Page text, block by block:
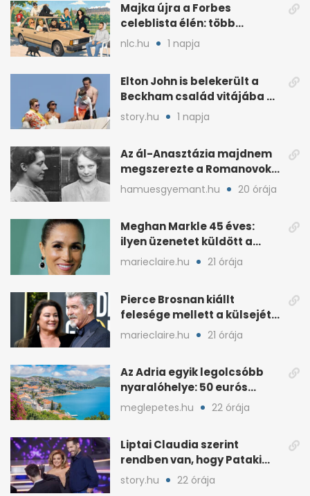
Majka újra a Forbes
celeblista élén: több
váratlan név az
élmezőnyben
nlc.hu 1 napja
Elton John is belekerült a
Beckham család vitájába a
francia Riviérán
story.hu 1 napja
Az ál-Anasztázia majdnem
megszerezte a Romanovok
örökségét
hamuesgyemant.hu 20 órája
Meghan Markle 45 éves:
ilyen üzenetet küldött a
királyi család
marieclaire.hu 21 órája
Pierce Brosnan kiállt
felesége mellett a külsejét
ért bántások után
marieclaire.hu 21 órája
Az Adria egyik legolcsóbb
nyaralóhelye: 50 eurós
apartman, 1 eurós kávé
meglepetes.hu 22 órája
Liptai Claudia szerint
rendben van, hogy Pataki
Ádám más nőért rajong
story.hu 22 órája